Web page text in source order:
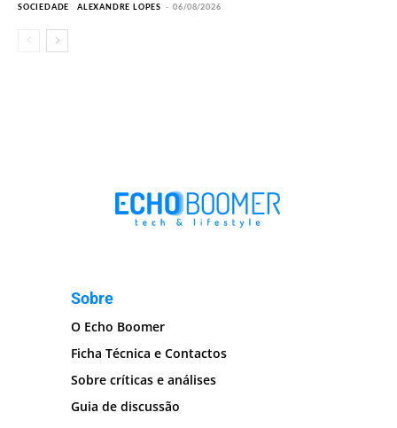
SOCIEDADE ALEXANDRE LOPES - 06/08/2026
Sobre
O Echo Boomer
Ficha Técnica e Contactos
Sobre críticas e análises
Guia de discussão